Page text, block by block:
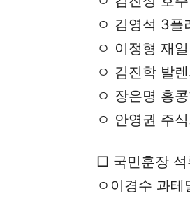
ㅇ 김영석 3플
ㅇ 이정형 재
ㅇ 김진학 발
ㅇ 장은명 홍
ㅇ 안영권 주
□ 국민훈장 석
ㅇ이경수 과